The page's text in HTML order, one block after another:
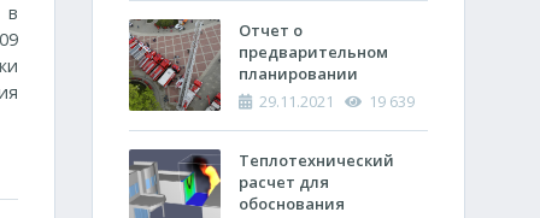
в
спасательных работ
(ОПП)
Отчет о
предварительном
планировании
действий пожарно-
тушению пожара и
проведению
аварийно-
29.11.2021 19 639
Теплотехнический
расчет ​для
обоснования